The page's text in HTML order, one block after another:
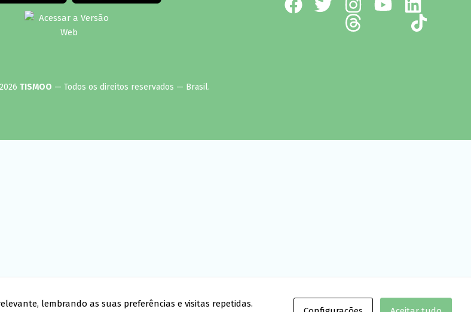
TISMOO — Todos os direitos reservados — Brasil.
lembrando as suas preferências e visitas repetidas.